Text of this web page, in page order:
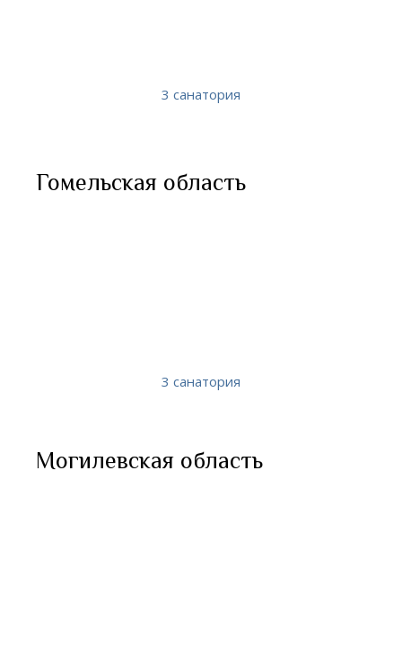
3 санатория
Гомельская область
3 санатория
Могилевская область